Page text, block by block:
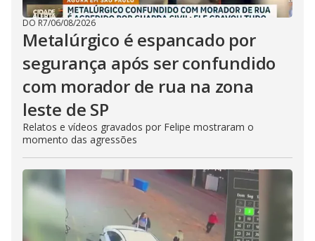
DO R7/06/08/2026
Metalúrgico é espancado por
segurança após ser confundido
com morador de rua na zona
leste de SP
Relatos e vídeos gravados por Felipe mostraram o
momento das agressões